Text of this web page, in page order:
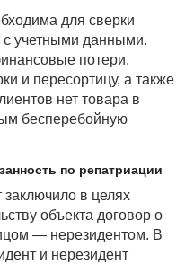
для сверки
с учетными данными.
потери,
и пересортицу, а также
нет товара в
бесперебойную
по репатриации
в целях
объекта договор о
— нерезидентом. В
и нерезидент